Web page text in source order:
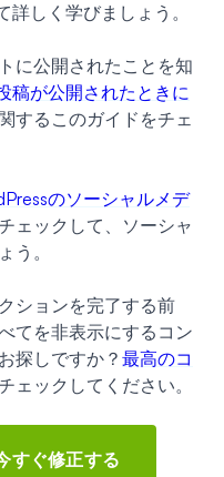
しく学びましょう。
に公開されたことを知
稿が公開されたときに
するこのガイドをチェ
のソーシャルメデ
ェックして、ソーシャ
う。
ションを完了する前
てを非表示にするコン
探しですか？最高のコ
ェックしてください。
すぐ修正する